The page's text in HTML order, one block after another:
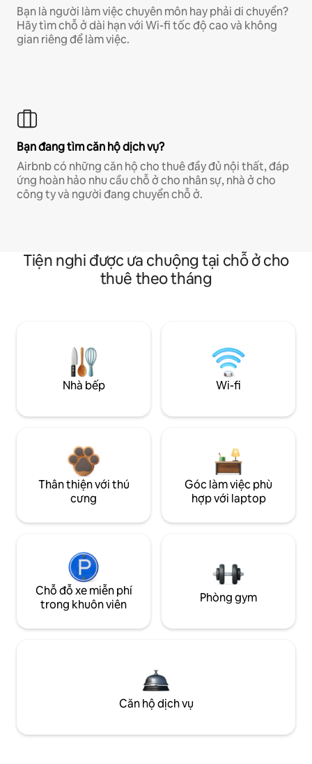
Bạn là người làm việc chuyên môn hay phải di chuyển?
Hãy tìm chỗ ở dài hạn với Wi-fi tốc độ cao và không
gian riêng để làm việc.
Bạn đang tìm căn hộ dịch vụ?
Airbnb có những căn hộ cho thuê đầy đủ nội thất, đáp
ứng hoàn hảo nhu cầu chỗ ở cho nhân sự, nhà ở cho
công ty và người đang chuyển chỗ ở.
Tiện nghi được ưa chuộng tại chỗ ở cho
thuê theo tháng
Nhà bếp Wi-fi
Thân thiện với thú
cưng
Góc làm việc phù
hợp với laptop
Chỗ đỗ xe miễn phí
trong khuôn viên
Phòng gym
Căn hộ dịch vụ